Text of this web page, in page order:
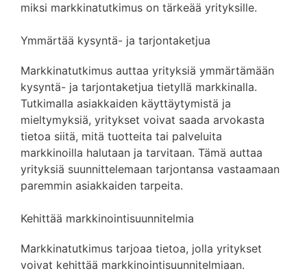
miksi markkinatutkimus on tärkeää yrityksille.
Ymmärtää kysyntä- ja tarjontaketjua
Markkinatutkimus auttaa yrityksiä ymmärtämään
kysyntä- ja tarjontaketjua tietyllä markkinalla.
Tutkimalla asiakkaiden käyttäytymistä ja
mieltymyksiä, yritykset voivat saada arvokasta
tietoa siitä, mitä tuotteita tai palveluita
markkinoilla halutaan ja tarvitaan. Tämä auttaa
yrityksiä suunnittelemaan tarjontansa vastaamaan
paremmin asiakkaiden tarpeita.
Kehittää markkinointisuunnitelmia
Markkinatutkimus tarjoaa tietoa, jolla yritykset
voivat kehittää markkinointisuunnitelmiaan.